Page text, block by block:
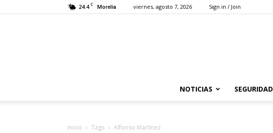
24.4 C Morelia viernes, agosto 7, 2026 Sign in / Join
NOTICIAS SEGURIDAD
Inicio Tags Alfonso Martínez